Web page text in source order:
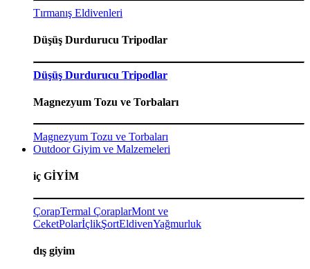
Tırmanış Eldivenleri
Düşüş Durdurucu Tripodlar
Düşüş Durdurucu Tripodlar
Magnezyum Tozu ve Torbaları
Magnezyum Tozu ve Torbaları
Outdoor Giyim ve Malzemeleri
iç GİYİM
ÇorapTermal ÇoraplarMont ve
CeketPolarİçlikŞortEldivenYağmurluk
dış giyim